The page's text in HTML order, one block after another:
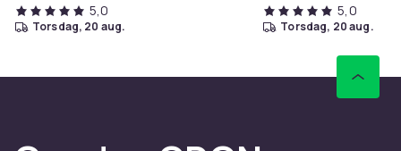
5,0
torsdag, 20 aug.
5,0
torsdag, 20 aug.